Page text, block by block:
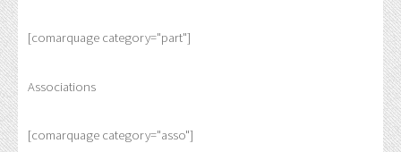
[comarquage category="part"]
Associations
[comarquage category="asso"]